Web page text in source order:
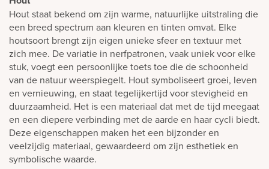
Hout staat bekend om zijn warme, natuurlijke uitstraling die
een breed spectrum aan kleuren en tinten omvat. Elke
houtsoort brengt zijn eigen unieke sfeer en textuur met
zich mee. De variatie in nerfpatronen, vaak uniek voor elke
stuk, voegt een persoonlijke toets toe die de schoonheid
van de natuur weerspiegelt. Hout symboliseert groei, leven
en vernieuwing, en staat tegelijkertijd voor stevigheid en
duurzaamheid. Het is een materiaal dat met de tijd meegaat
en een diepere verbinding met de aarde en haar cycli biedt.
Deze eigenschappen maken het een bijzonder en
veelzijdig materiaal, gewaardeerd om zijn esthetiek en
symbolische waarde.